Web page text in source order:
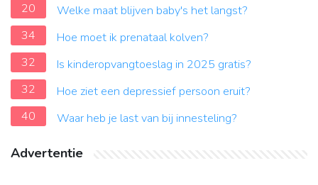
20
Welke maat blijven baby's het langst?
34
Hoe moet ik prenataal kolven?
32
Is kinderopvangtoeslag in 2025 gratis?
32
Hoe ziet een depressief persoon eruit?
40
Waar heb je last van bij innesteling?
Advertentie